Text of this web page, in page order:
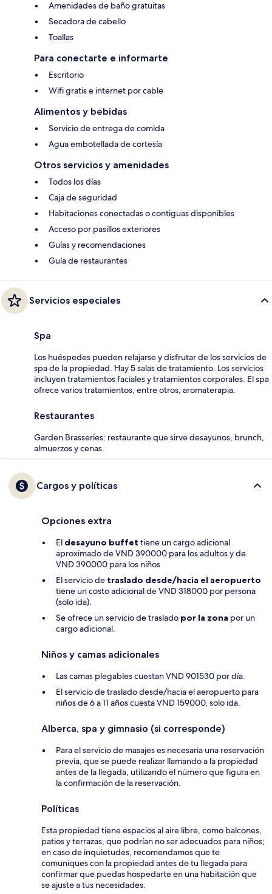
Amenidades de baño gratuitas
Secadora de cabello
Toallas
Para conectarte e informarte
Escritorio
Wifi gratis e internet por cable
Alimentos y bebidas
Servicio de entrega de comida
Agua embotellada de cortesía
Otros servicios y amenidades
Todos los días
Caja de seguridad
Habitaciones conectadas o contiguas disponibles
Acceso por pasillos exteriores
Guías y recomendaciones
Guía de restaurantes
Servicios especiales
Spa
Los huéspedes pueden relajarse y disfrutar de los servicios de
spa de la propiedad. Hay 5 salas de tratamiento. Los servicios
incluyen tratamientos faciales y tratamientos corporales. El spa
ofrece varios tratamientos, entre otros, aromaterapia.
Restaurantes
Garden Brasseries: restaurante que sirve desayunos, brunch,
almuerzos y cenas.
Cargos y políticas
Opciones extra
El desayuno buffet tiene un cargo adicional
aproximado de VND 390000 para los adultos y de
VND 390000 para los niños
El servicio de traslado desde/hacia el aeropuerto
tiene un costo adicional de VND 318000 por persona
(solo ida).
Se ofrece un servicio de traslado por la zona por un
cargo adicional.
Niños y camas adicionales
Las camas plegables cuestan VND 901530 por día.
El servicio de traslado desde/hacia el aeropuerto para
niños de 6 a 11 años cuesta VND 159000, solo ida.
Alberca, spa y gimnasio (si corresponde)
Para el servicio de masajes es necesaria una reservación
previa, que se puede realizar llamando a la propiedad
antes de la llegada, utilizando el número que figura en
la confirmación de la reservación.
Políticas
Esta propiedad tiene espacios al aire libre, como balcones,
patios y terrazas, que podrían no ser adecuados para niños;
en caso de inquietudes, recomendamos que te
comuniques con la propiedad antes de tu llegada para
confirmar que puedas hospedarte en una habitación que
se ajuste a tus necesidades.